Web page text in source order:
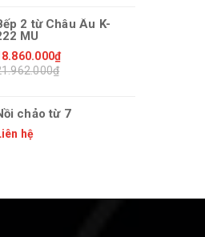
2 từ Châu Âu K-
MU
chảo từ 7
hệ